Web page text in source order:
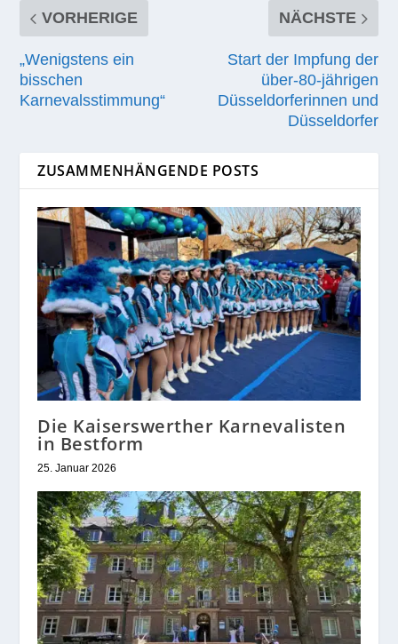
VORHERIGE
„Wenigstens ein
bisschen
Karnevalsstimmung“
NÄCHSTE
Start der Impfung der
über-80-jährigen
Düsseldorferinnen und
Düsseldorfer
ZUSAMMENHÄNGENDE POSTS
Die Kaiserswerther Karnevalisten
in Bestform
25. Januar 2026